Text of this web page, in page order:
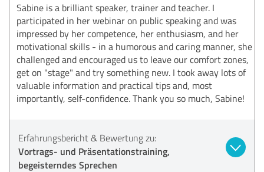
Sabine is a brilliant speaker, trainer and teacher. I
participated in her webinar on public speaking and was
impressed by her competence, her enthusiasm, and her
motivational skills - in a humorous and caring manner, she
challenged and encouraged us to leave our comfort zones,
get on "stage" and try something new. I took away lots of
valuable information and practical tips and, most
importantly, self-confidence. Thank you so much, Sabine!
Erfahrungsbericht & Bewertung zu:
Vortrags- und Präsentationstraining,
begeisterndes Sprechen